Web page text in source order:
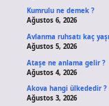
Kumrulu ne demek ?
Ağustos 6, 2026
Avlanma ruhsatı kaç
Ağustos 5, 2026
Ataşe ne anlama gelir ?
Ağustos 4, 2026
Akova hangi ülkededir ?
Ağustos 3, 2026